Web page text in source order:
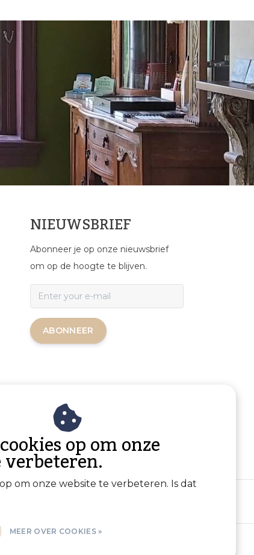
NIEUWSBRIEF
Abonneer je op onze nieuwsbrief
om op de hoogte te blijven.
ABONNEER
op om onze
om onze website te verbeteren. Is dat
MEER OVER COOKIES »